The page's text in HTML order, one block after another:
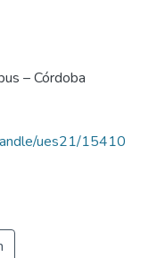
– Córdoba
ues21/15410